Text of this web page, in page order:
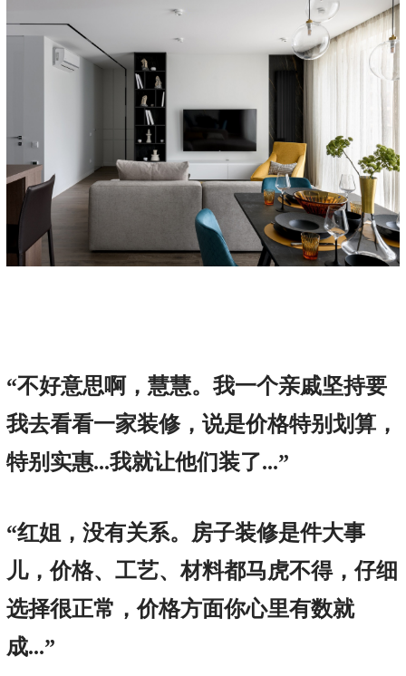
“不好意思啊，慧慧。我一个亲戚坚持要
我去看看一家装修，说是价格特别划算，
特别实惠...我就让他们装了...”
“红姐，没有关系。房子装修是件大事
儿，价格、工艺、材料都马虎不得，仔细
选择很正常，价格方面你心里有数就
成...”